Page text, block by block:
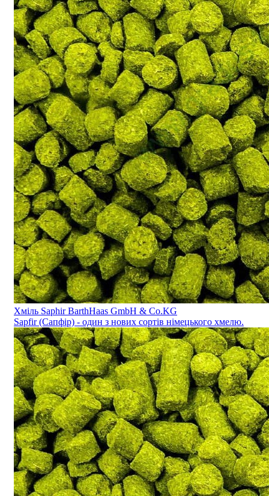
Хміль Saphir BarthHaas GmbH & Co.KG
Sapfir (Сапфір) - один з нових сортів німецького хмелю.